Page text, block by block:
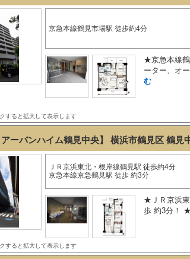
京急本線鶴見市場駅 徒歩約4分
★京急本線
ーター、オ
む
すると拡大して表示します
アーバンハイム鶴見中央】 横浜市鶴見区 鶴見
ＪＲ京浜東北・根岸線鶴見駅 徒歩約4分
京急本線京急鶴見駅 徒歩 約3分
★ＪＲ京浜東
歩 約3分！
すると拡大して表示します